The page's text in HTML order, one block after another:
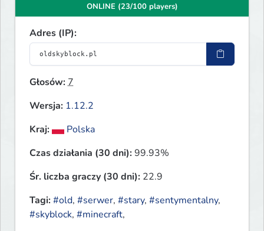
ONLINE (23/100 players)
Adres (IP):
Głosów:7
Wersja: 1.12.2
Kraj:
Polska
Czas działania (30 dni):99.93%
Śr. liczba graczy (30 dni): 22.9
Tagi:#old, #serwer, #stary, #sentymentalny,
#skyblock, #minecraft,